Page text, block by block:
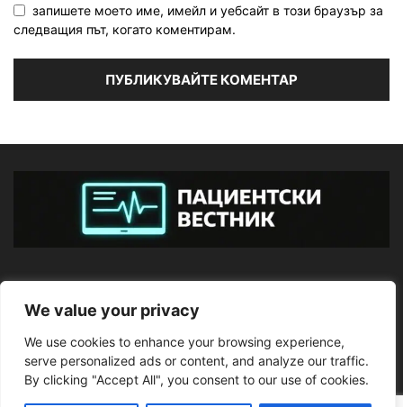
We value your privacy
We use cookies to enhance your browsing experience,
serve personalized ads or content, and analyze our traffic.
By clicking "Accept All", you consent to our use of cookies.
запишете моето име, имейл и уебсайт в този браузър за
следващия път, когато коментирам.
ПОСЛЕДВАЙТЕ НИ